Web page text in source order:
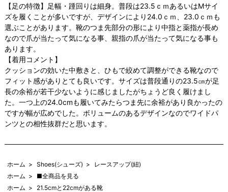
【足の特徴】足幅・踵回りは細身。普段は23.5ｃｍあるいはMサイ
ズを履くことが多いですが、デザインにより24.0ｃｍ、23.0ｃｍも
選ぶことがあります。靴のつま先部分の形により中指と薬指が長め
なので爪が当たって気になる事、親指の爪が当たって気になる事も
あります。
【着用コメント】
クッションの効いた中敷きと、ひもで絞めて調整ができる靴なので
フィット感がありとても良いです。サイズは普段通りの23.5㎝が足
長の余裕が若干少ないように感じましたがちょうど良く履けまし
た。一つ上の24.0cmも履いてみたらつま先に余裕があり良かったの
ですが幅が広めでした。ボリュームのあるデザインなのでワイドパ
ンツとの相性抜群だと思います。
ホーム > Shoes(シューズ) >
レースアップ(紐)
ホーム >
■全商品を見る
ホーム >
21.5cmと22cmがある靴